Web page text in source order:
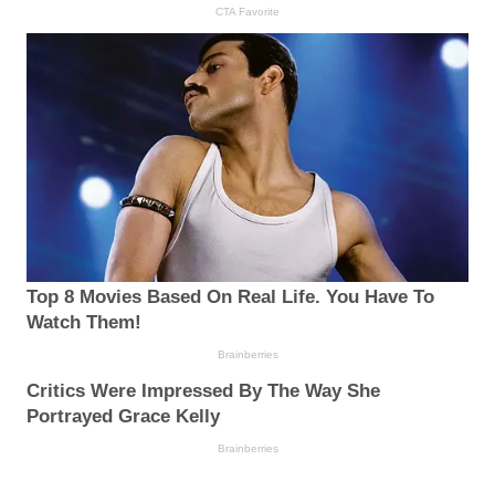
CTA Favorite
Top 8 Movies Based On Real Life. You Have To
Watch Them!
Brainberries
Critics Were Impressed By The Way She
Portrayed Grace Kelly
Brainberries